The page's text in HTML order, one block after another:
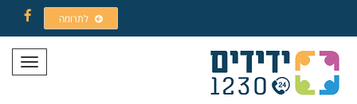
לתרומה
תפריט